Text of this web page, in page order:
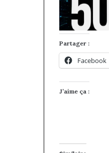
Partager :
Facebook
J’aime ça :